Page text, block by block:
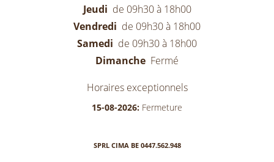
Jeudi de 09h30 à 18h00
Vendredi de 09h30 à 18h00
Samedi de 09h30 à 18h00
Dimanche Fermé
Horaires exceptionnels
15-08-2026: Fermeture
SPRL CIMA BE 0447.562.948